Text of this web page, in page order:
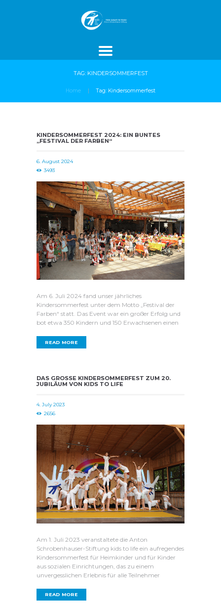
AKTUELLES
TAG: KINDERSOMMERFEST
Home Tag: Kindersommerfest
KINDERSOMMERFEST 2024: EIN BUNTES
„FESTIVAL DER FARBEN“
6. August 2024
3493
Am 6. Juli 2024 fand unser jährliches
Kindersommerfest unter dem Motto „Festival der
Farben“ statt. Das Event war ein großer Erfolg und
bot etwa 350 Kindern und 150 Erwachsenen einen
READ MORE
DAS GROSSE KINDERSOMMERFEST ZUM 20. J
UBILÄUM VON KIDS TO LIFE
4. July 2023
2656
Am 1. Juli 2023 veranstaltete die Anton
Schrobenhauser-Stiftung kids to life ein aufregendes
Kindersommerfest für Heimkinder und für Kinder
aus sozialen Einrichtungen, das zu einem
unvergesslichen Erlebnis für alle Teilnehmer
READ MORE